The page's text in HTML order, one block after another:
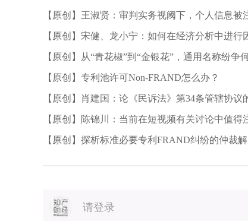
【原创】王淑贤：审判实务视阈下，个人信息被
初探
【原创】宋健、龙小宁：如何在经济分析中进行
【原创】从“青花椒”到“金银花”，通用名称纷争
【原创】专利池许可Non-FRAND怎么办？
【原创】肖建国：论《民诉法》第34条管辖协
同请求权与侵权请求权竞合案例为中心的研究
【原创】陈锦川：当前在短视频有关讨论中值得
【原创】探析标准必要专利FRAND纠纷的仲裁
请登录